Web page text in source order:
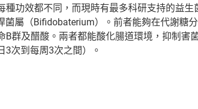
種功效都不同，而現時有最多科研支持的益
屬（Bifidobaterium）。前者能夠在代謝糖
群及醋酸。兩者都能酸化腸道環境，抑制害
次到每周3次之間）。